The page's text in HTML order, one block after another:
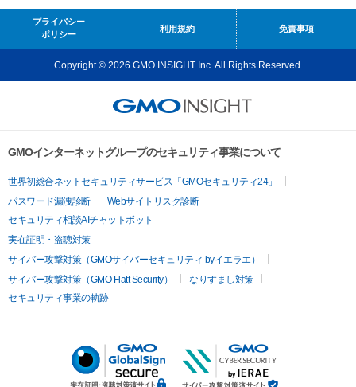
プライバシー
ポリシー
利用規約 免責事項
Copyright © 2026 GMO INSIGHT Inc. All Rights Reserved.
GMOインターネットグループのセキュリティ事業について
世界初総合ネットセキュリティサービス「GMOセキュリティ24」
パスワード漏洩診断
Webサイトリスク診断
セキュリティ相談AIチャットボット
実在証明・盗聴対策
サイバー攻撃対策（GMOサイバーセキュリティ byイエラエ）
サイバー攻撃対策（GMO Flatt Security）
なりすまし対策
セキュリティ事業の軌跡